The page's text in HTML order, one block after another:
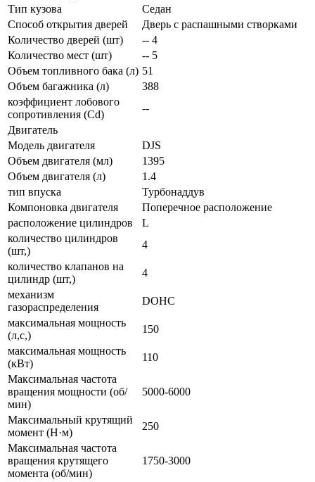
Тип кузова
Седан
Способ открытия дверей
Дверь с распашными створками
Количество дверей (шт)
-- 4
Количество мест (шт)
-- 5
Объем топливного бака (л) 51
Объем багажника (л)
388
коэффициент лобового
сопротивления (Cd)
--
Двигатель
Модель двигателя
DJS
Объем двигателя (мл)
1395
Объем двигателя (л)
1.4
тип впуска
Турбонаддув
Компоновка двигателя
Поперечное расположение
расположение цилиндров
L
количество цилиндров
(шт,)
4
количество клапанов на
цилиндр (шт,)
4
механизм
газораспределения
DOHC
максимальная мощность
(л,с,)
150
максимальная мощность
(кВт)
110
Максимальная частота
вращения мощности (об/
мин)
5000-6000
Максимальный крутящий
момент (Н·м)
250
Максимальная частота
вращения крутящего
момента (об/мин)
1750-3000